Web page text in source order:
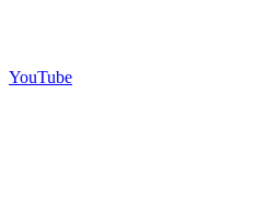
YouTube